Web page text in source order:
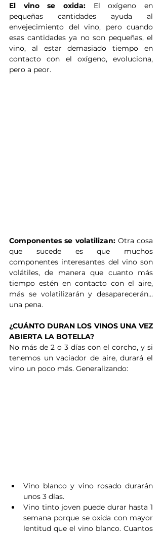
El vino se oxida: El oxígeno en
pequeñas cantidades ayuda al
envejecimiento del vino, pero cuando
esas cantidades ya no son pequeñas, el
vino, al estar demasiado tiempo en
contacto con el oxígeno, evoluciona,
pero a peor.
Componentes se volatilizan: Otra cosa
que sucede es que muchos
componentes interesantes del vino son
volátiles, de manera que cuanto más
tiempo estén en contacto con el aire,
más se volatilizarán y desaparecerán…
una pena.
¿CUÁNTO DURAN LOS VINOS UNA VEZ
ABIERTA LA BOTELLA?
No más de 2 o 3 días con el corcho, y si
tenemos un vaciador de aire, durará el
vino un poco más. Generalizando:
Vino blanco y vino rosado durarán
unos 3 días.
Vino tinto joven puede durar hasta 1
semana porque se oxida con mayor
lentitud que el vino blanco. Cuantos